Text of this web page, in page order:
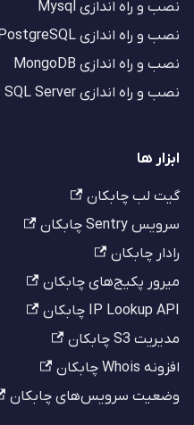
نصب و راه اندازی Mysql
نصب و راه اندازی PostgreSQL
نصب و راه اندازی MongoDB
نصب و راه اندازی SQL Server
ابزار ها
گیت لب چابکان
سرویس Sentry چابکان
رادار چابکان
میرور پکیج‌های چابکان
IP Lookup API چابکان
مدیریت S3 چابکان
افزونه Whois چابکان
وضعیت سرویس‌های چابکان